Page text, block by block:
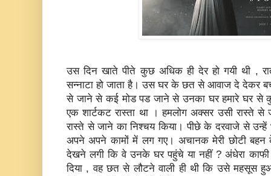
उस दिन खाते पीते कुछ अधिक ही देर हो गयी थी ,
सन्‍नाटा हो जाता है। उस घर के छत से आवाज दे देकर
से जाने से कई मोड पड जाने से उनका घर हमारे घर से
एक शार्टकट रास्‍ता था । हमलोग अक्‍सर उसी रास्‍ते
रास्‍ते से जाने का निश्‍चय किया। पीछे के दरवाजे से
अपने अपने कामों में लग गए। अचानक मेरी छोटी बहन
देखने लगी कि वे उनके घर पहुंचे या नहीं ? अंधेरा काफी
दिया , वह छत से लौटने वाली ही थी कि उसे महसूस